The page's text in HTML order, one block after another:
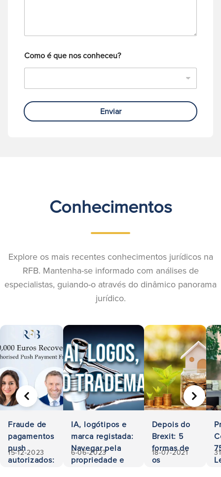
e
Como é que nos conheceu?
Enviar
Conhecimentos
Explore os mais recentes conhecimentos jurídicos na
RFB. Mantenha-se informado com análises de
especialistas, guiando-o através do dinâmico panorama
jurídico.
Fraude de
pagamentos
push
autorizados:
15-12-2023
IA, logótipos e
marca registada:
Navegar pela
propriedade e
6-06-2023
Depois do
Brexit: 5
formas de
os
18-07-2021
ANTERIOR